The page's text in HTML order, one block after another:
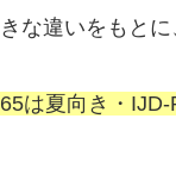
な違いをもと
は夏向き・